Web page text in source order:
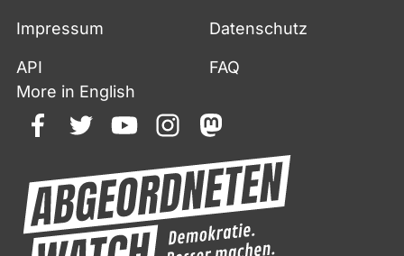
Impressum Datenschutz
API
FAQ
More in English
facebooktwitteryoutubeinstagrammastodon